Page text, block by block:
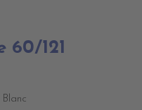
60/121